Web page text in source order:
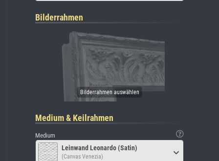
Bilderrahmen
Medium & Keilrahmen
Medium
Leinwand Leonardo (Satin)
(Canvas Venezia)